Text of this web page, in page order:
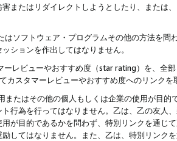
害またはリダイレクトしようとしたり、または
はソフトウェア・プログラムその他の方法を
ションを作出してはなりません。
ーレビューやおすすめ度（star rating）を、全
カスタマーレビューやおすすめ度へのリンクを
またはその他の個人もしくは企業の使用が目
行為を行ってはなりません。乙は、乙の友人
が目的であるかを問わず、特別リンクを通じ
してはなりません。また、乙は、特別リンク